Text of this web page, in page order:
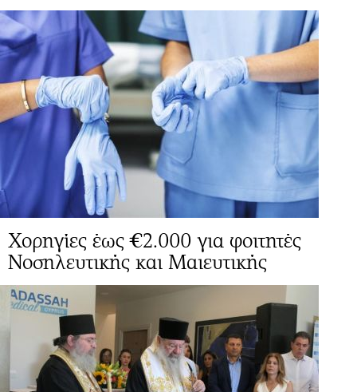
Χορηγίες έως €2.000 για φοιτητές
Νοσηλευτικής και Μαιευτικής